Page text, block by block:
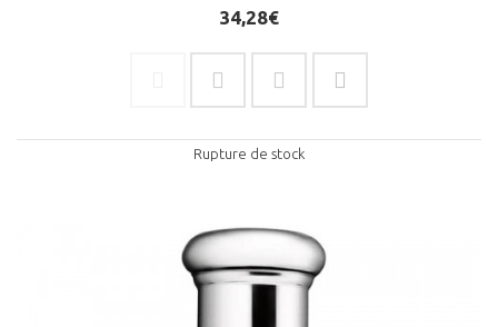
34,28€
Rupture de stock